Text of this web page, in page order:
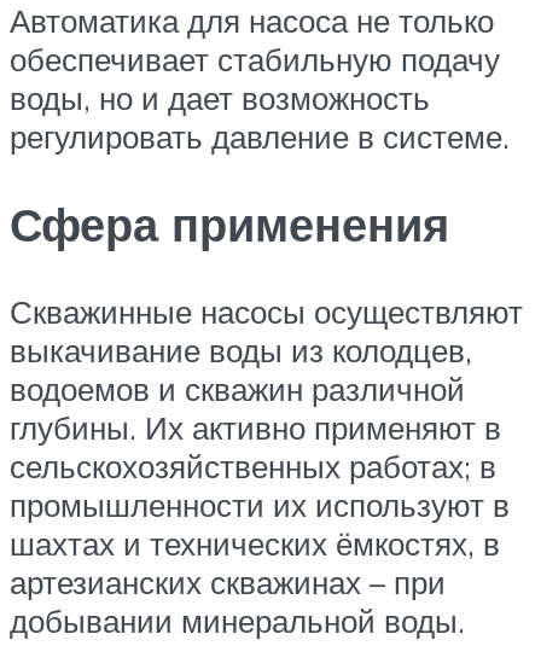
Автоматика для насоса не только
обеспечивает стабильную подачу
воды, но и дает возможность
регулировать давление в системе.
Сфера применения
Скважинные насосы осуществляют
выкачивание воды из колодцев,
водоемов и скважин различной
глубины. Их активно применяют в
сельскохозяйственных работах; в
промышленности их используют в
шахтах и технических ёмкостях, в
артезианских скважинах – при
добывании минеральной воды.